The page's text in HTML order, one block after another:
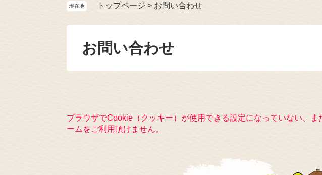
現在地 トップページ > お問い合わせ
お問い合わせ
ブラウザでCookie（クッキー）が使用できる設定になっていない、
ームをご利用頂けません。